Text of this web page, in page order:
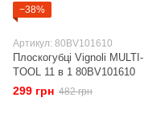
−38%
Артикул: 80BV101610
Плоскогубці Vignoli MULTI-
TOOL 11 в 1 80BV101610
299 грн 482 грн